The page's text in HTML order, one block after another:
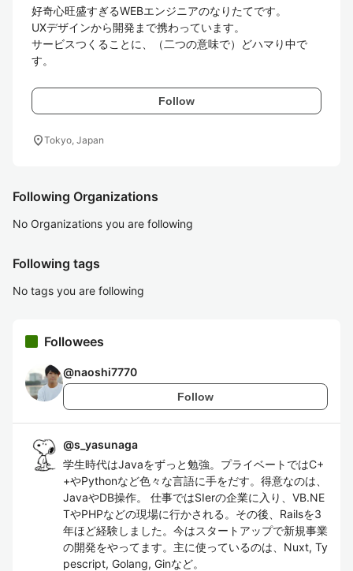
好奇心旺盛すぎるWEBエンジニアのなりたてです。
UXデザインから開発まで携わっています。
サービスつくることに、（二つの意味で）どハマり中で
す。
Follow
location_onTokyo, Japan
Following Organizations
No Organizations you are following
Following tags
No tags you are following
Followees
@naoshi7770
Follow
@s_yasunaga
学生時代はJavaをずっと勉強。プライベートではC+
+やPythonなど色々な言語に手をだす。得意なのは、
JavaやDB操作。 仕事ではSIerの企業に入り、VB.NE
TやPHPなどの現場に行かされる。その後、Railsを3
年ほど経験しました。今はスタートアップで新規事業
の開発をやってます。主に使っているのは、Nuxt, Ty
pescript, Golang, Ginなど。